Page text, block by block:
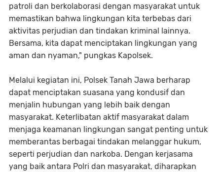
patroli dan berkolaborasi dengan masyarakat untuk
memastikan bahwa lingkungan kita terbebas dari
aktivitas perjudian dan tindakan kriminal lainnya.
Bersama, kita dapat menciptakan lingkungan yang
aman dan nyaman," pungkas Kapolsek.
Melalui kegiatan ini, Polsek Tanah Jawa berharap
dapat menciptakan suasana yang kondusif dan
menjalin hubungan yang lebih baik dengan
masyarakat. Keterlibatan aktif masyarakat dalam
menjaga keamanan lingkungan sangat penting untuk
memberantas berbagai tindakan melanggar hukum,
seperti perjudian dan narkoba. Dengan kerjasama
yang baik antara Polri dan masyarakat, diharapkan